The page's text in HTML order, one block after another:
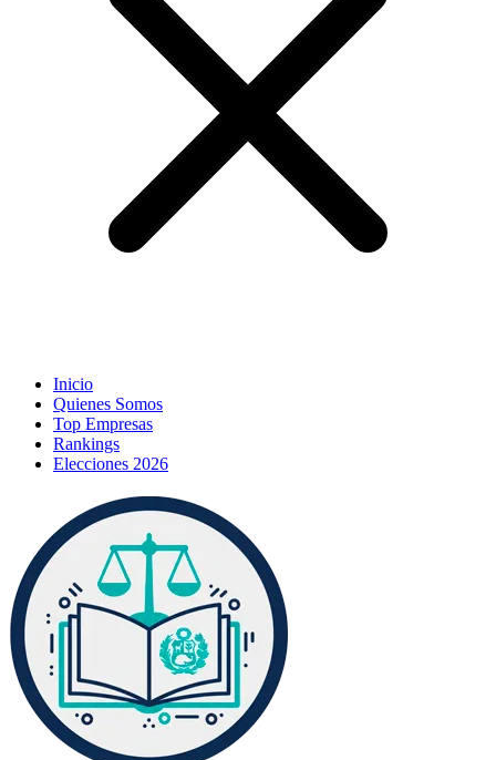
Inicio
Quienes Somos
Top Empresas
Rankings
Elecciones 2026